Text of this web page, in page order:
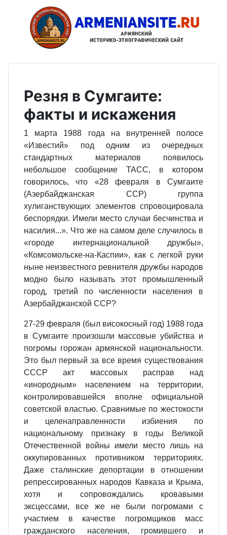
Резня в Сумгаите:
факты и искажения
1 марта 1988 года на внутренней полосе
«Известий» под одним из очередных
стандартных материалов появилось
небольшое сообщение ТАСС, в котором
говорилось, что «28 февраля в Сумгаите
(Азербайджанская ССР) группа
хулиганствующих элементов спровоцировала
беспорядки. Имели место случаи бесчинства и
насилия...». Что же на самом деле случилось в
«городе интернациональной дружбы»,
«Комсомольске-на-Каспии», как с легкой руки
ныне неизвестного ревнителя дружбы народов
модно было называть этот промышленный
город, третий по численности населения в
Азербайджанской ССР?
27-29 февраля (был високосный год) 1988 года
в Сумгаите произошли массовые убийства и
погромы горожан армянской национальности.
Это был первый за все время существования
СССР акт массовых расправ над
«инородным» населением на территории,
контролировавшейся вполне официальной
советской властью. Сравнимые по жестокости
и целенаправленности избиения по
национальному признаку в годы Великой
Отечественной войны имели место лишь на
оккупированных противником территориях.
Даже сталинские депортации в отношении
репрессированных народов Кавказа и Крыма,
хотя и сопровождались кровавыми
эксцессами, все же не были погромами с
участием в качестве погромщиков масс
гражданского населения, громившего и